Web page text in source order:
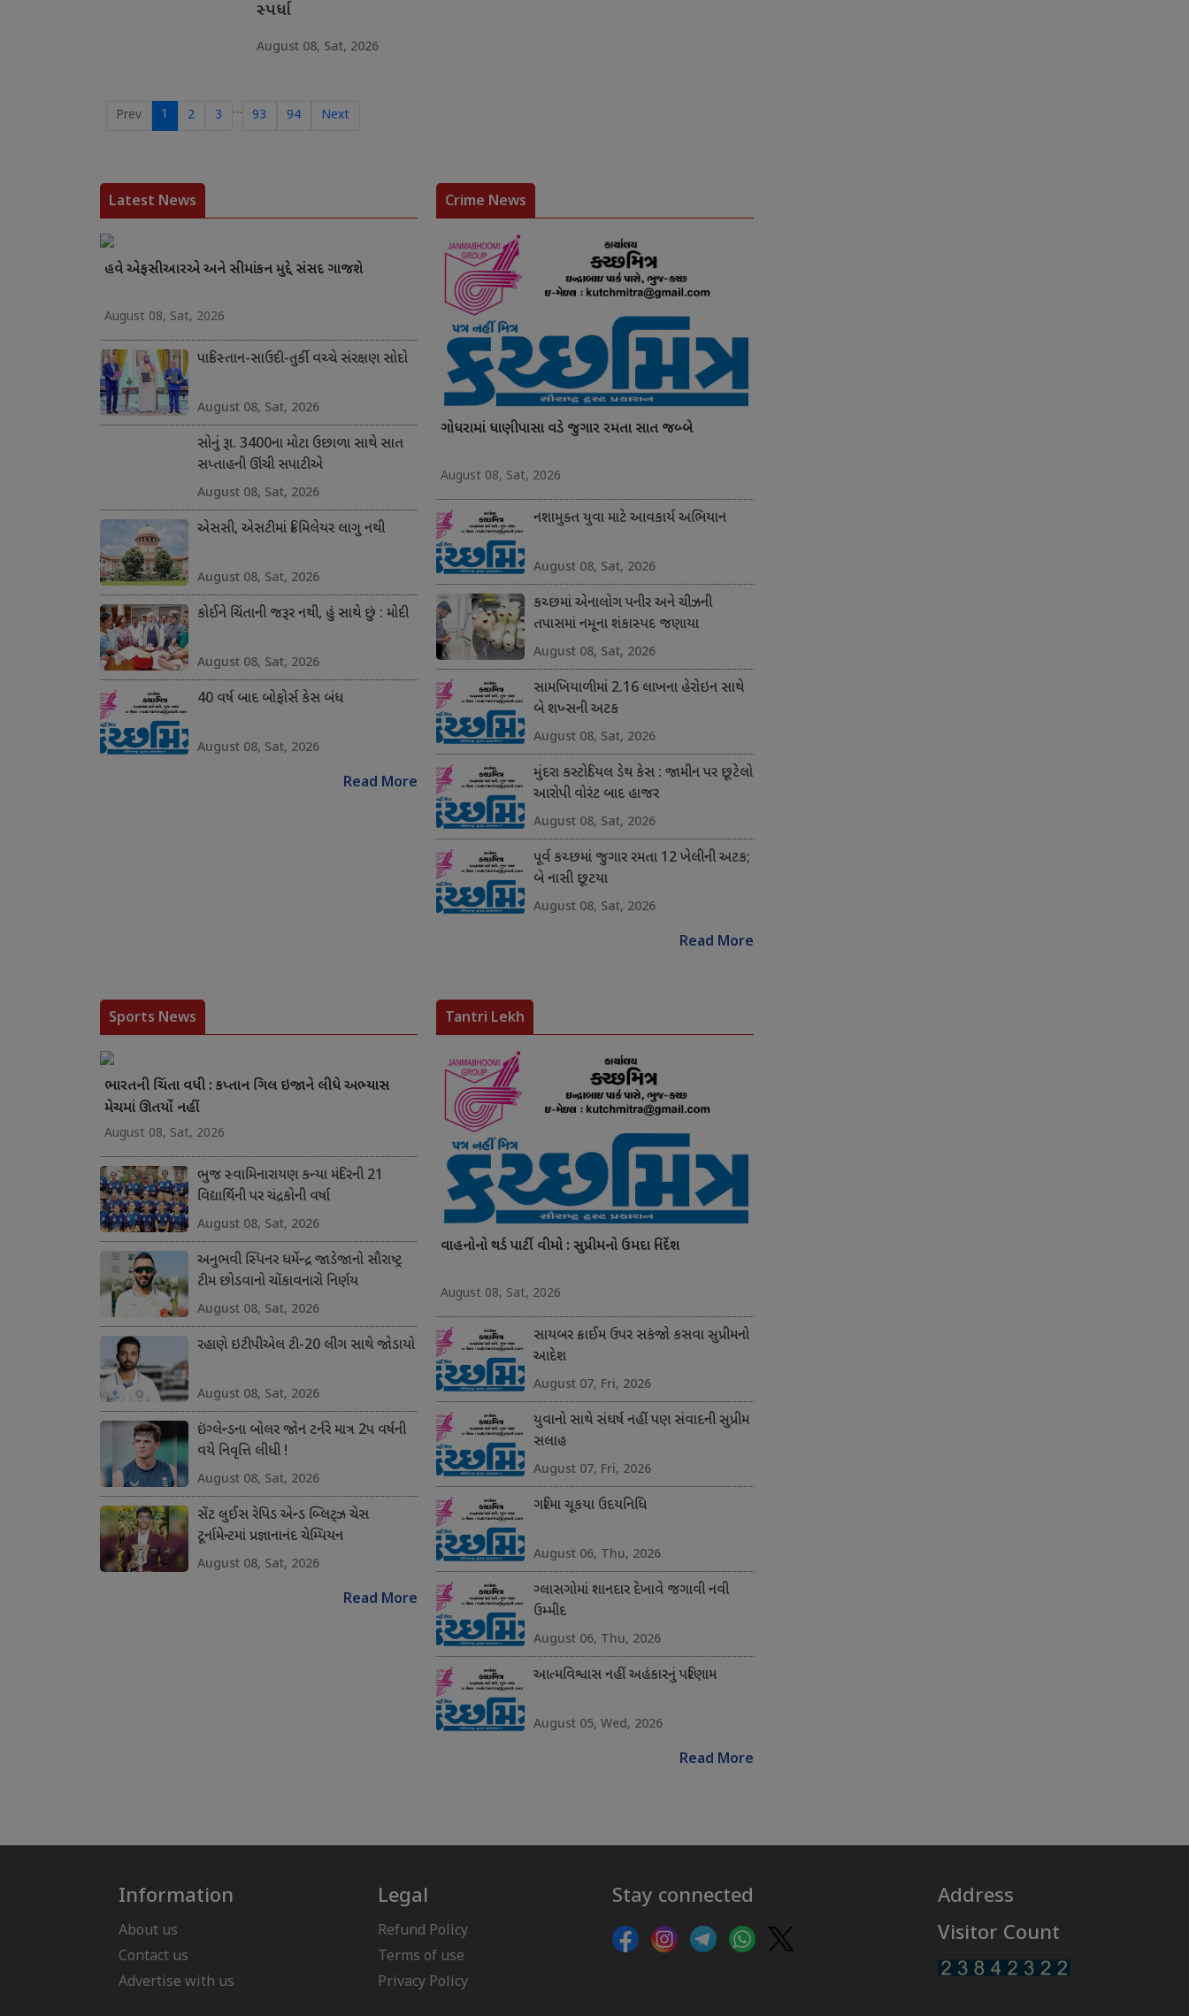
સ્પર્ધા
August 08, Sat, 2026
Prev 1 2 3 … 93 94 Next
Latest News
હવે એફસીઆરએ અને સીમાંકન મુદ્દે સંસદ ગાજશે
August 08, Sat, 2026
પાકિસ્તાન-સાઉદી-તુર્કી વચ્ચે સંરક્ષણ સોદો
August 08, Sat, 2026
સોનું રૂા. 3400ના મોટા ઉછાળા સાથે સાત
સપ્તાહની ઊંચી સપાટીએ
August 08, Sat, 2026
એસસી, એસટીમાં ક્રિમિલેયર લાગુ નથી
August 08, Sat, 2026
કોઈને ચિંતાની જરૂર નથી, હું સાથે છું : મોદી
August 08, Sat, 2026
40 વર્ષ બાદ બોફોર્સ કેસ બંધ
August 08, Sat, 2026
Read More
Crime News
ગોધરામાં ધાણીપાસા વડે જુગાર રમતા સાત જબ્બે
August 08, Sat, 2026
નશામુક્ત યુવા માટે આવકાર્ય અભિયાન
August 08, Sat, 2026
કચ્છમાં એનાલોગ પનીર અને ચીઝની
તપાસમાં નમૂના શંકાસ્પદ જણાયા
August 08, Sat, 2026
સામખિયાળીમાં 2.16 લાખના હેરોઇન સાથે
બે શખ્સની અટક
August 08, Sat, 2026
મુંદરા કસ્ટોડિયલ ડેથ કેસ : જામીન પર છૂટેલો
આરોપી વોરંટ બાદ હાજર
August 08, Sat, 2026
પૂર્વ કચ્છમાં જુગાર રમતા 12 ખેલીની અટક;
બે નાસી છૂટયા
August 08, Sat, 2026
Read More
Sports News
ભારતની ચિંતા વધી : કપ્તાન ગિલ ઇજાને લીધે અભ્યાસ
મેચમાં ઊતર્યો નહીં
August 08, Sat, 2026
ભુજ સ્વામિનારાયણ કન્યા મંદિરની 21
વિદ્યાર્થિની પર ચંદ્રકોની વર્ષા
August 08, Sat, 2026
અનુભવી સ્પિનર ધર્મેન્દ્ર જાડેજાનો સૌરાષ્ટ્ર
ટીમ છોડવાનો ચોંકાવનારો નિર્ણય
August 08, Sat, 2026
રહાણે ઇટીપીએલ ટી-20 લીગ સાથે જોડાયો
August 08, Sat, 2026
ઇંગ્લેન્ડના બોલર જોન ટર્નરે માત્ર 2પ વર્ષની
વયે નિવૃત્તિ લીધી !
August 08, Sat, 2026
સેંટ લુઈસ રેપિડ એન્ડ બ્લિટ્ઝ ચેસ
ટૂર્નામેન્ટમાં પ્રજ્ઞાનાનંદ ચેમ્પિયન
August 08, Sat, 2026
Read More
Tantri Lekh
વાહનોનો થર્ડ પાર્ટી વીમો : સુપ્રીમનો ઉમદા નિર્દેશ
August 08, Sat, 2026
સાયબર ક્રાઈમ ઉપર સકંજો કસવા સુપ્રીમનો
આદેશ
August 07, Fri, 2026
યુવાનો સાથે સંઘર્ષ નહીં પણ સંવાદની સુપ્રીમ
સલાહ
August 07, Fri, 2026
ગરિમા ચૂકયા ઉદયનિધિ
August 06, Thu, 2026
ગ્લાસગોમાં શાનદાર દેખાવે જગાવી નવી
ઉમ્મીદ
August 06, Thu, 2026
આત્મવિશ્વાસ નહીં અહંકારનું પરિણામ
August 05, Wed, 2026
Read More
Information
About us
Contact us
Advertise with us
Legal
Refund Policy
Terms of use
Privacy Policy
Stay connected Address
Visitor Count